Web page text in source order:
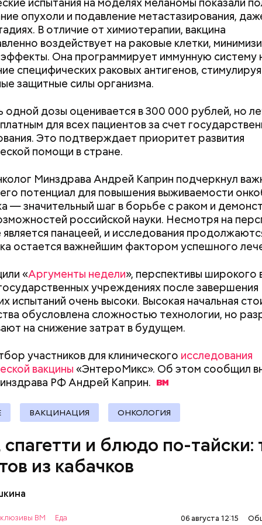
опухоли и подавление метастазирования,
В отличие от химиотерапии, вакцина
воздействует на раковые клетки,
Она программирует иммунную систему
специфических раковых антигенов, стимулируя
защитные силы организма.
одной дозы оценивается в 300 000 рублей, но
для всех пациентов за счет
Это подтверждает приоритет развития
помощи в стране.
Минздрава Андрей Каприн подчеркнул
потенциал для повышения выживаемости
— значительный шаг в борьбе с раком и
российской науки. Несмотря на
является панацеей, и исследования
остается важнейшим фактором успешного
«Аргументы недели», перспективы широкого
учреждениях после завершения
испытаний очень высоки. Высокая начальная
обусловлена сложностью технологии, но
на снижение затрат в будущем.
участников для клинического исследования
вакцины «ЭнтероМикс». Об этом сообщил
РФ Андрей Каприн.
ВАКЦИНАЦИЯ ОНКОЛОГИЯ
спагетти и блюдо по-тайски:
из кабачков
ВМ Еда 06 августа 12:15
масло;
Как поменять батареи дома и
не получить штраф
Как получить до
рублей от
трудной
документы